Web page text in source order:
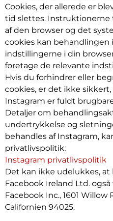
Cookies, der allerede er
tid slettes.
af den browser og det
cookies kan behandlingen
indstillingerne i din
foretage de relevante
Hvis du forhindrer eller
cookies, er det ikke
Instagram er fuldt
Detaljer om
undertrykkelse og
behandles af Instagram,
privatlivspolitik:
Instagram privatlivspolitik
Det kan ikke udelukkes,
Facebook Ireland Ltd.
Facebook Inc., 1601 Willow
Californien 94025.